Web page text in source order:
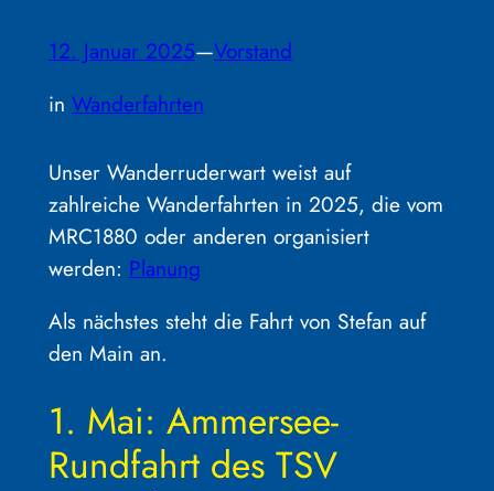
12. Januar 2025—Vorstand
in Wanderfahrten
Unser Wanderruderwart weist auf
zahlreiche Wanderfahrten in 2025, die vom
MRC1880 oder anderen organisiert
werden: Planung
Als nächstes steht die Fahrt von Stefan auf
den Main an.
1. Mai: Ammersee-
Rundfahrt des TSV